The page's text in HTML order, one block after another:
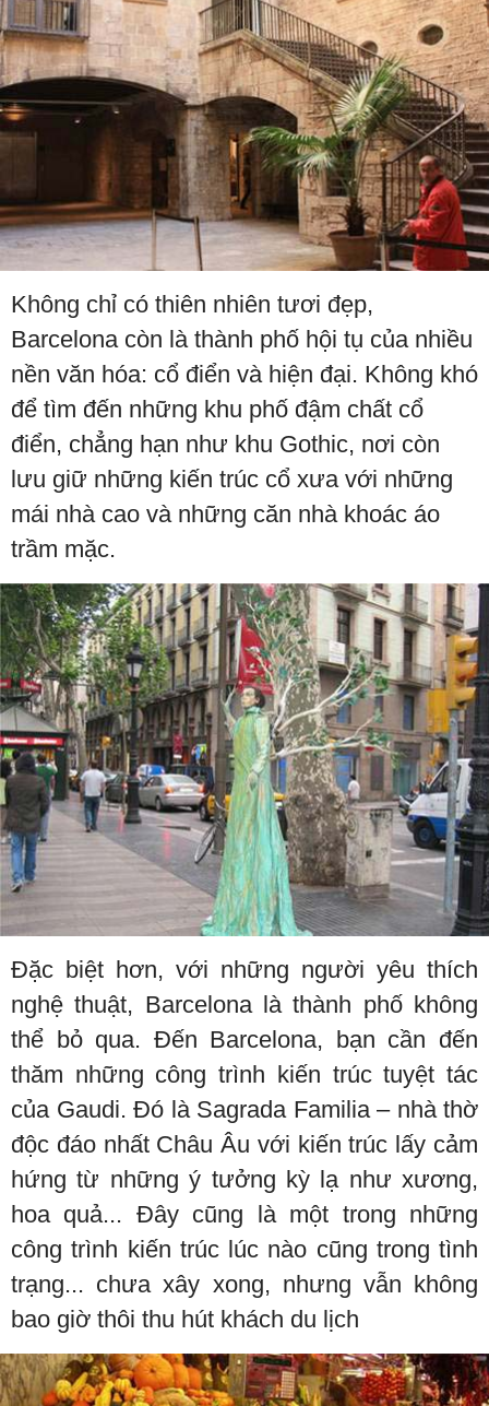
Không chỉ có thiên nhiên tươi đẹp,
Barcelona còn là thành phố hội tụ của nhiều
nền văn hóa: cổ điển và hiện đại. Không khó
để tìm đến những khu phố đậm chất cổ
điển, chẳng hạn như khu Gothic, nơi còn
lưu giữ những kiến trúc cổ xưa với những
mái nhà cao và những căn nhà khoác áo
trầm mặc.
Đặc biệt hơn, với những người yêu thích
nghệ thuật, Barcelona là thành phố không
thể bỏ qua. Đến Barcelona, bạn cần đến
thăm những công trình kiến trúc tuyệt tác
của Gaudi. Đó là Sagrada Familia – nhà thờ
độc đáo nhất Châu Âu với kiến trúc lấy cảm
hứng từ những ý tưởng kỳ lạ như xương,
hoa quả... Đây cũng là một trong những
công trình kiến trúc lúc nào cũng trong tình
trạng... chưa xây xong, nhưng vẫn không
bao giờ thôi thu hút khách du lịch